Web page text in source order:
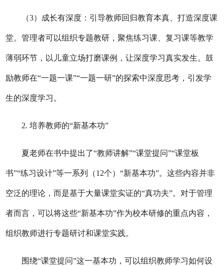
（3）成长有深度：引导教师回归教育本真、打造深度课
堂。管理者可以组织专题教研，聚焦练习课、复习课等教学
薄弱环节，以儿童立场打磨课例，让深度学习真实发生。鼓
励教师在“一题一课”“一题一研”的探索中深度思考，引发学
生的深度学习。
2. 培养教师的“新基本功”
夏老师在书中提出了“教师讲解”“课堂提问”“课堂板
书”“练习设计”等一系列（12个）“新基本功”。这些内容并非
空泛的理论，而是基于大量课堂实证的“真功夫”。对于管理
者而言，可以将这些“新基本功”作为校本研修的重点内容，
组织教师进行专题研讨和课堂实践。
围绕“课堂提问”这一基本功，可以组织教师学习如何设